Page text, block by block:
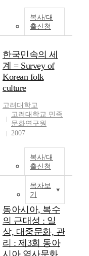
복사/대
출신청
한국민속의 세
계 = Survey of
Korean folk
culture
고려대학교
고려대학교 민족
문화연구원
2007
복사/대
출신청
목차보
기
동아시아, 복수
의 근대성 : 일
상, 대중문화, 관
리 : 제3회 동아